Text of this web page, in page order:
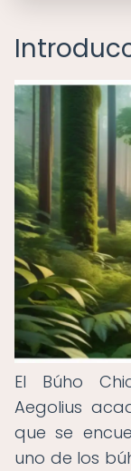
El Búho
Aegolius
que se
uno de los